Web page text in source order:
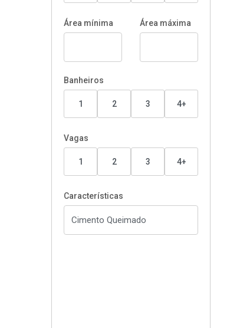
Área mínima Área máxima
Banheiros
1 2 3 4+
Vagas
1 2 3 4+
Características